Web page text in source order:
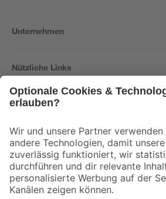
Unternehmen
Nützliche Links
Der toom Newsletter: Keine Angebote und
Zur Newsletter Anmeldung
Folge uns